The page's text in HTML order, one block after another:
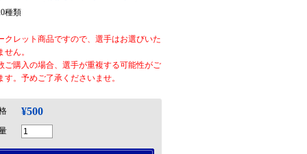
種類
レット商品ですので、選手はお選びいた
せん。
購入の場合、選手が重複する可能性がご
す。予めご了承くださいませ。
¥500